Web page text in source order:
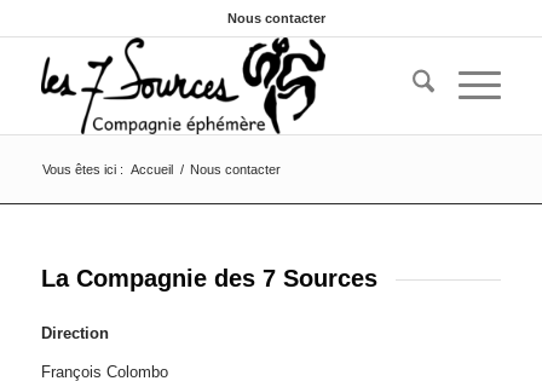
Nous contacter
Vous êtes ici : Accueil / Nous contacter
La Compagnie des 7 Sources
Direction
François Colombo